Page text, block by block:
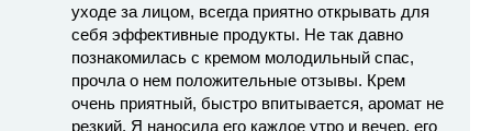
уходе за лицом, всегда приятно открывать для
себя эффективные продукты. Не так давно
познакомилась с кремом молодильный спас,
прочла о нем положительные отзывы. Крем
очень приятный, быстро впитывается, аромат не
резкий. Я наносила его каждое утро и вечер, его